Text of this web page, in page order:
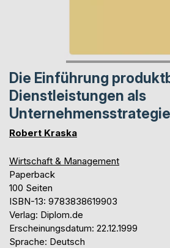
Die Einführung
Dienstleistungen als
Unternehmensstrategie
Robert Kraska
Wirtschaft & Management
Paperback
100 Seiten
ISBN-13: 9783838619903
Verlag: Diplom.de
Erscheinungsdatum: 22.12.1999
Sprache: Deutsch